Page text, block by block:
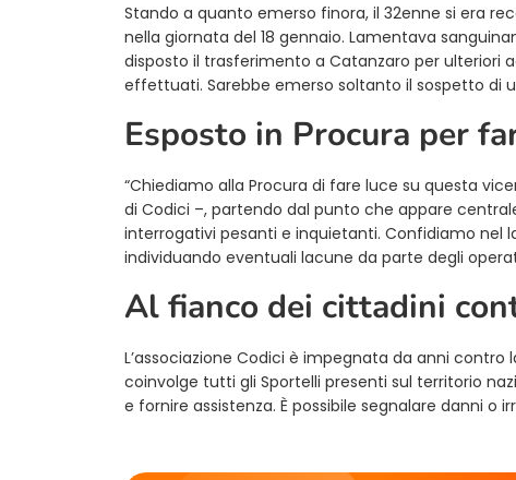
Stando a quanto emerso finora, il 32enne si era
nella giornata del 18 gennaio. Lamentava
disposto il trasferimento a Catanzaro per ulteriori
effettuati. Sarebbe emerso soltanto il sospetto di
Esposto in Procura per
“Chiediamo alla Procura di fare luce su questa
di Codici –, partendo dal punto che appare
interrogativi pesanti e inquietanti. Confidiamo
individuando eventuali lacune da parte degli
Al fianco dei cittadini
L’associazione Codici è impegnata da anni
coinvolge tutti gli Sportelli presenti sul territorio
e fornire assistenza. È possibile segnalare danni o